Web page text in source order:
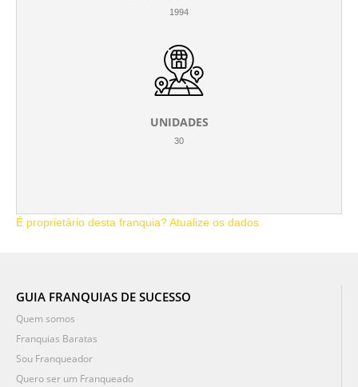
1994
UNIDADES
30
É proprietário desta franquia? Atualize os dados
GUIA FRANQUIAS DE SUCESSO
Quem somos
Franquias Baratas
Sou Franqueador
Quero ser um Franqueado